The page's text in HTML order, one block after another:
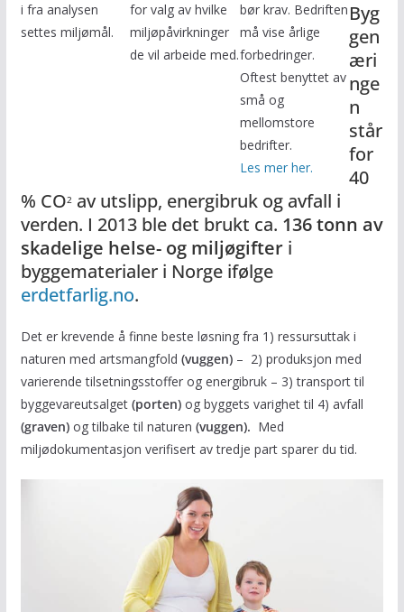
i fra analysen
settes miljømål.
for valg av hvilke
miljøpåvirkninger
de vil arbeide med.
bør krav. Bedriften
må vise årlige
forbedringer.
Oftest benyttet av
små og
mellomstore
bedrifter.
Les mer her.
Byg
gen
æri
nge
n
står
for
40
% CO2av utslipp, energibruk og avfall i
verden. I 2013 ble det brukt ca. 136 tonn av
skadelige helse- og miljøgifteri
byggematerialer i Norge ifølge
erdetfarlig.no.
Det er krevende å finne beste løsning fra 1) ressursuttak i
naturen med artsmangfold (vuggen)– 2) produksjon med
varierende tilsetningsstoffer og energibruk – 3) transport til
byggevareutsalget (porten)og byggets varighet til 4) avfall
(graven)og tilbake til naturen (vuggen). Med
miljødokumentasjon verifisert av tredje part sparer du tid.